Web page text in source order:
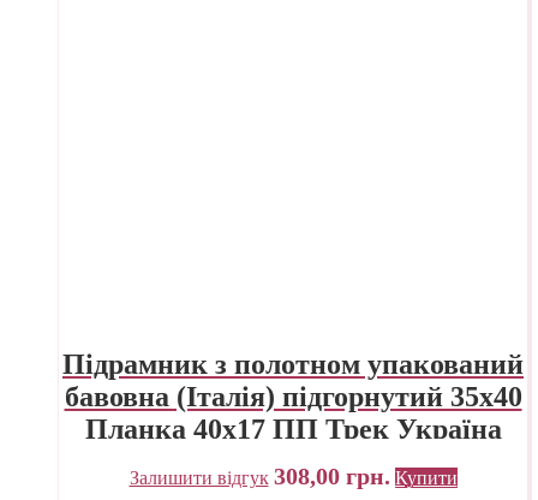
Підрамник з полотном упакований
бавовна (Італія) підгорнутий 35х40
Планка 40х17 ПП Трек Україна
Залишити відгук 308,00 грн. Купити